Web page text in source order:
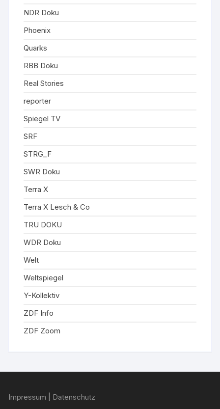
NDR Doku
Phoenix
Quarks
RBB Doku
Real Stories
reporter
Spiegel TV
SRF
STRG_F
SWR Doku
Terra X
Terra X Lesch & Co
TRU DOKU
WDR Doku
Welt
Weltspiegel
Y-Kollektiv
ZDF Info
ZDF Zoom
Impressum Datenschutz